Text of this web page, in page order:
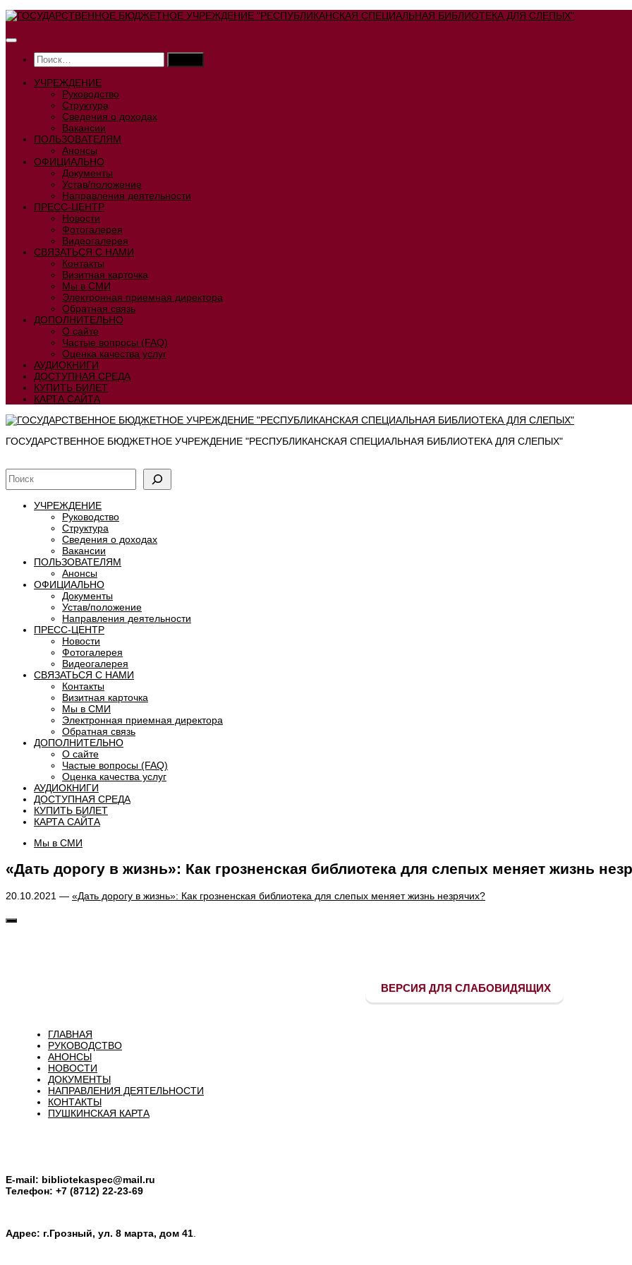
Перейти
содержимому
Найти:
УЧРЕЖДЕНИЕ
Руководство
Структура
Сведения о доходах
Вакансии
ПОЛЬЗОВАТЕЛЯМ
Анонсы
ОФИЦИАЛЬНО
Документы
Устав/положение
Направления деятельности
ПРЕСС-ЦЕНТР
Новости
Фотогалерея
Видеогалерея
СВЯЗАТЬСЯ С НАМИ
Контакты
Визитная карточка
Мы в СМИ
Электронная приемная директора
Обратная связь
ДОПОЛНИТЕЛЬНО
О сайте
Частые вопросы (FAQ)
Оценка качества услуг
АУДИОКНИГИ
ДОСТУПНАЯ СРЕДА
КУПИТЬ БИЛЕТ
КАРТА САЙТА
ГОСУДАРСТВЕННОЕ БЮДЖЕТНОЕ УЧРЕЖДЕНИЕ "РЕСПУБЛИКАНСКАЯ СПЕЦИАЛЬНАЯ БИБЛИОТЕКА ДЛЯ СЛЕПЫХ"
УЧРЕЖДЕНИЕ
Руководство
Структура
Сведения о доходах
Вакансии
ПОЛЬЗОВАТЕЛЯМ
Анонсы
ОФИЦИАЛЬНО
Документы
Устав/положение
Направления деятельности
ПРЕСС-ЦЕНТР
Новости
Фотогалерея
Видеогалерея
СВЯЗАТЬСЯ С НАМИ
Контакты
Визитная карточка
Мы в СМИ
Электронная приемная директора
Обратная связь
ДОПОЛНИТЕЛЬНО
О сайте
Частые вопросы (FAQ)
Оценка качества услуг
АУДИОКНИГИ
ДОСТУПНАЯ СРЕДА
КУПИТЬ БИЛЕТ
КАРТА САЙТА
Мы в СМИ
«Дать дорогу в жизнь»: Как грозненская библиотека для слепых меняет жизнь
20.10.2021 — «Дать дорогу в жизнь»: Как грозненская библиотека для слепых меняет жизнь незрячих?
ВЕРСИЯ ДЛЯ СЛАБОВИДЯЩИХ
ГЛАВНАЯ
РУКОВОДСТВО
АНОНСЫ
НОВОСТИ
ДОКУМЕНТЫ
НАПРАВЛЕНИЯ ДЕЯТЕЛЬНОСТИ
КОНТАКТЫ
ПУШКИНСКАЯ КАРТА
E-mail: bibliotekaspec@mail.ru
Телефон: +7 (8712) 22-23-69
Адрес: г.Грозный, ул. 8 марта, дом 41.